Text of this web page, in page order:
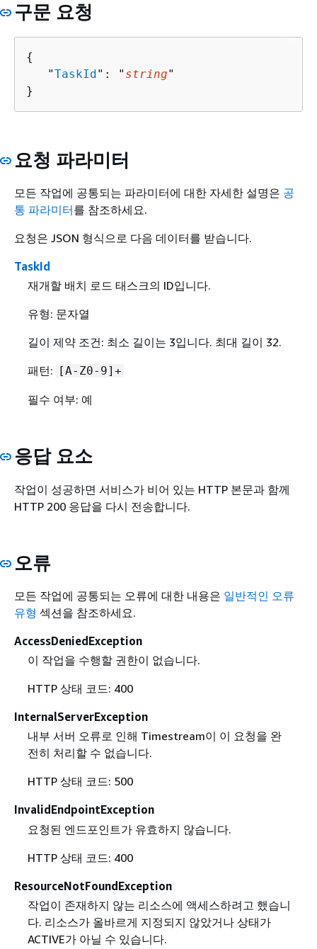
구문 요청
{
   "
TaskId": " string"
}
요청 파라미터
모든 작업에 공통되는 파라미터에 대한 자세한 설명은 공
통 파라미터를 참조하세요.
요청은 JSON 형식으로 다음 데이터를 받습니다.
TaskId
재개할 배치 로드 태스크의 ID입니다.
유형: 문자열
길이 제약 조건: 최소 길이는 3입니다. 최대 길이 32.
패턴: [A-Z0-9]+
필수 여부: 예
응답 요소
작업이 성공하면 서비스가 비어 있는 HTTP 본문과 함께
HTTP 200 응답을 다시 전송합니다.
오류
모든 작업에 공통되는 오류에 대한 내용은 일반적인 오류
유형 섹션을 참조하세요.
AccessDeniedException
이 작업을 수행할 권한이 없습니다.
HTTP 상태 코드: 400
InternalServerException
내부 서버 오류로 인해 Timestream이 이 요청을 완
전히 처리할 수 없습니다.
HTTP 상태 코드: 500
InvalidEndpointException
요청된 엔드포인트가 유효하지 않습니다.
HTTP 상태 코드: 400
ResourceNotFoundException
작업이 존재하지 않는 리소스에 액세스하려고 했습니
다. 리소스가 올바르게 지정되지 않았거나 상태가
ACTIVE가 아닐 수 있습니다.